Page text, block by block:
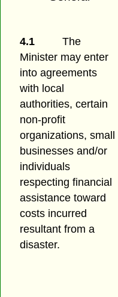
4.1
The
Minister may enter
into agreements
with local
authorities, certain
non-profit
organizations, small
businesses and/or
individuals
respecting financial
assistance toward
costs incurred
resultant from a
disaster.